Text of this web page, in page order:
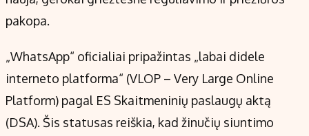
pakopa.
„WhatsApp“ oficialiai pripažintas „labai didele
interneto platforma“ (VLOP – Very Large Online
Platform) pagal ES Skaitmeninių paslaugų aktą
(DSA). Šis statusas reiškia, kad žinučių siuntimo